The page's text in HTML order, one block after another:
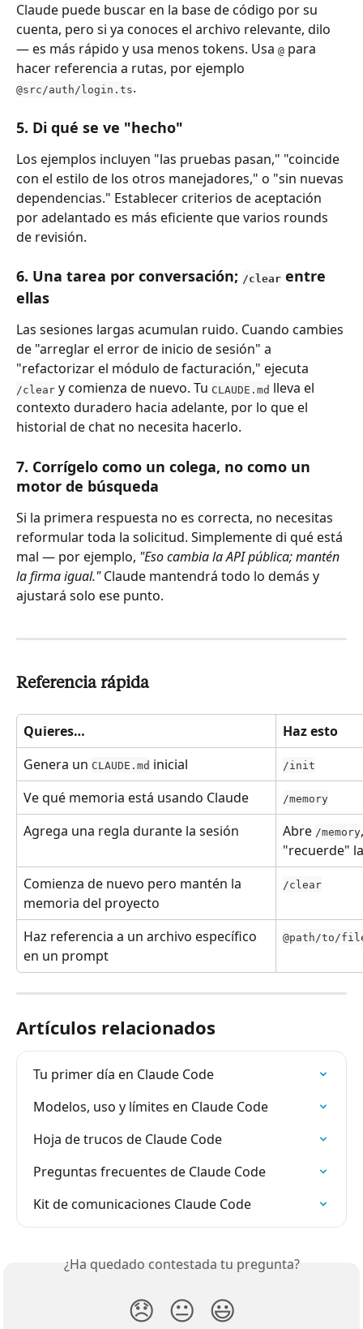
Claude puede buscar en la base de código por su
cuenta, pero si ya conoces el archivo relevante, dilo
— es más rápido y usa menos tokens. Usa @ para
hacer referencia a rutas, por ejemplo
@src/auth/login.ts.
5. Di qué se ve "hecho"
Los ejemplos incluyen "las pruebas pasan," "coincide
con el estilo de los otros manejadores," o "sin nuevas
dependencias." Establecer criterios de aceptación
por adelantado es más eficiente que varios rounds
de revisión.
6. Una tarea por conversación; /clear entre
ellas
Las sesiones largas acumulan ruido. Cuando cambies
de "arreglar el error de inicio de sesión" a
"refactorizar el módulo de facturación," ejecuta
/clear y comienza de nuevo. Tu CLAUDE.md lleva el
contexto duradero hacia adelante, por lo que el
historial de chat no necesita hacerlo.
7. Corrígelo como un colega, no como un
motor de búsqueda
Si la primera respuesta no es correcta, no necesitas
reformular toda la solicitud. Simplemente di qué está
mal — por ejemplo, "Eso cambia la API pública; mantén
la firma igual." Claude mantendrá todo lo demás y
ajustará solo ese punto.
Referencia rápida
Quieres…
Haz esto
Genera un CLAUDE.md inicial /init
Ve qué memoria está usando Claude /memory
Agrega una regla durante la sesión Abre /memory
"recuerde"
Comienza de nuevo pero mantén la
memoria del proyecto
/clear
Haz referencia a un archivo específico
en un prompt
@path/to/
Artículos relacionados
Tu primer día en Claude Code
Modelos, uso y límites en Claude Code
Hoja de trucos de Claude Code
Preguntas frecuentes de Claude Code
Kit de comunicaciones Claude Code
¿Ha quedado contestada tu pregunta?
😞 😐 😃